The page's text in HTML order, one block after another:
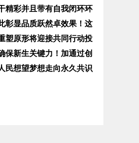
精彩并且带有自我闭环环
彰显品质跃然卓效果！这
塑原形将迎接共同行动投
保新生关键力！加通过创
民想望梦想走向永久共识